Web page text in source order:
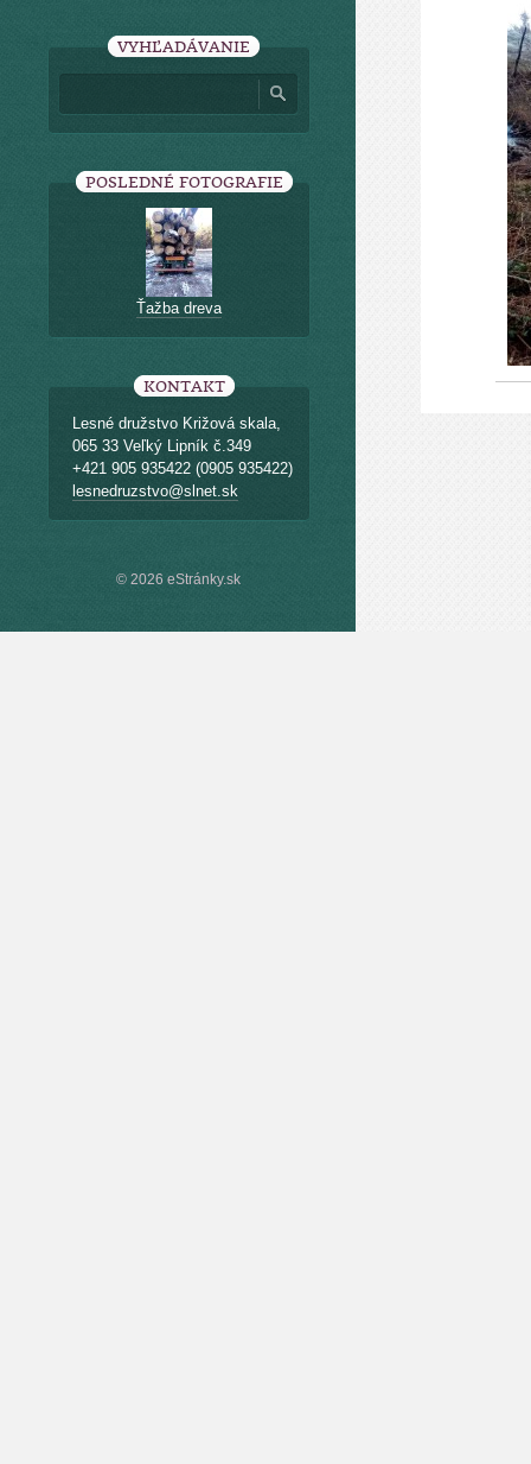
VYHĽADÁVANIE
POSLEDNÉ FOTOGRAFIE
Ťažba dreva
KONTAKT
Lesné družstvo Križová skala,
065 33 Veľký Lipník č.349
+421 905 935422 (0905 935422)
lesnedruzstvo@slnet.sk
© 2026 eStránky.sk